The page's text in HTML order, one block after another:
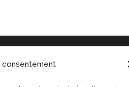
consentement